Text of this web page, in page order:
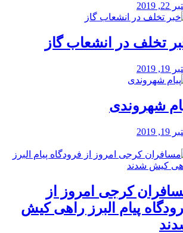
2019
تخلف در انشعاب گاز
2019
شهروندی
2019
کرجی امروز از
پیام البرز راهی کیش